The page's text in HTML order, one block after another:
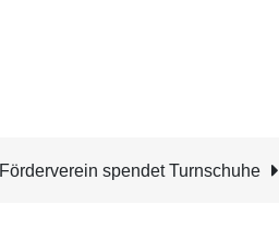
Förderverein spendet Turnschuhe